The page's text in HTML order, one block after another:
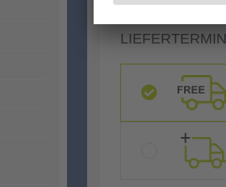
LIEFERTERMIN